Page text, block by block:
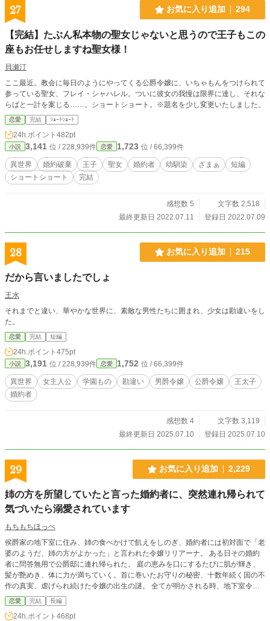
27 お気に入り追加 294
【完結】たぶん私本物の聖女じゃないと思うので王子もこの
座もお任せしますね聖女様！
貝瀬汀
ここ最近。教会に毎日のようにやってくる公爵令嬢に、いちゃもんをつけられて
参っている聖女、フレイ・シャハレル。ついに彼女の我慢は限界に達し、それな
らばと一計を案じる……。ショートショート。※題名を少し変更いたしました。
恋愛 完結 ｼｮｰﾄｼｮｰﾄ
24h.ポイント 482pt
小説 3,141 位 / 228,939件 恋愛 1,723 位 / 66,399件
異世界 婚約破棄 王子 聖女 婚約者 幼馴染 ざまぁ
短編
ショートショート
完結
感想数 5
文字数 2,518
最終更新日 2022.07.11
登録日 2022.07.09
28 お気に入り追加 215
だから言いましたでしょ
王水
それまでと違い、華やかな世界に、素敵な男性たちに囲まれ、少女は勘違いをし
た。
恋愛 完結 短編
24h.ポイント 475pt
小説 3,191 位 / 228,939件 恋愛 1,752 位 / 66,399件
異世界 女主人公 学園もの 勘違い 男爵令嬢 公爵令嬢
王太子
婚約者
感想数 4
文字数 3,119
最終更新日 2025.07.10
登録日 2025.07.10
29 お気に入り追加 2,229
姉の方を所望していたと言った婚約者に、突然連れ帰られて
気づいたら溺愛されています
もちもちほっぺ
侯爵家の地下室に住み、姉の食べかけで飢えをしのぎ、婚約者には初対面で「老
婆のようだ、姉の方がよかった」と言われた令嬢リリアーナ。 ある日その婚約
者に問答無用で公爵邸に連れ帰られた。 庭の恵みを口にするたびに肌が輝き、
髪が艶めき、体に力が満ちていく。首に巻いたお守りの秘密、十数年続く国の不
作の真実、虐げられ続けた令嬢の出生の謎。 全てが明かされる時、地下室令嬢
の逆転劇が始まる。 なお婚約者は今日も庭でグルメリポートを最後まで聞いて
いる。
恋愛 完結 長編
24h.ポイント 468pt